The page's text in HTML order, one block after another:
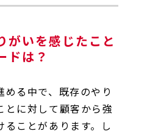
がいを感じたこと
ドは？
める中で、既存のやり
とに対して顧客から強
ることがあります。し